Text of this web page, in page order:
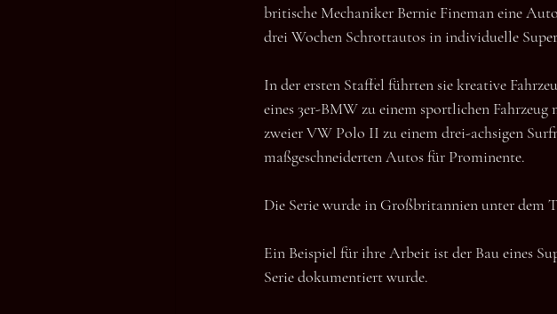
britische Mechaniker Bernie Fineman eine
drei Wochen Schrottautos in individuelle
In der ersten Staffel führten sie kreative
eines 3er-BMW zu einem sportlichen
zweier VW Polo II zu einem drei-achsigen
maßgeschneiderten Autos für Prominente.
Die Serie wurde in Großbritannien unter dem
Ein Beispiel für ihre Arbeit ist der Bau eines
Serie dokumentiert wurde.